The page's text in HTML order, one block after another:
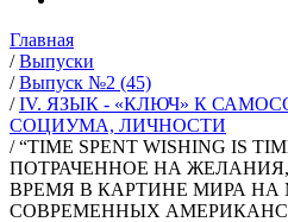
Главная
/ Выпуски
/ Выпуск №2 (45)
/ IV. ЯЗЫК - «КЛЮЧ» К
СОЦИУМА, ЛИЧНОСТИ
/ “TIME SPENT WISHING IS
ПОТРАЧЕННОЕ НА ЖЕЛАНИЯ,
ВРЕМЯ В КАРТИНЕ МИРА НА
СОВРЕМЕННЫХ